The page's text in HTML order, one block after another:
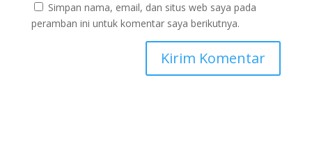
Simpan nama, email, dan situs web saya pada
peramban ini untuk komentar saya berikutnya.